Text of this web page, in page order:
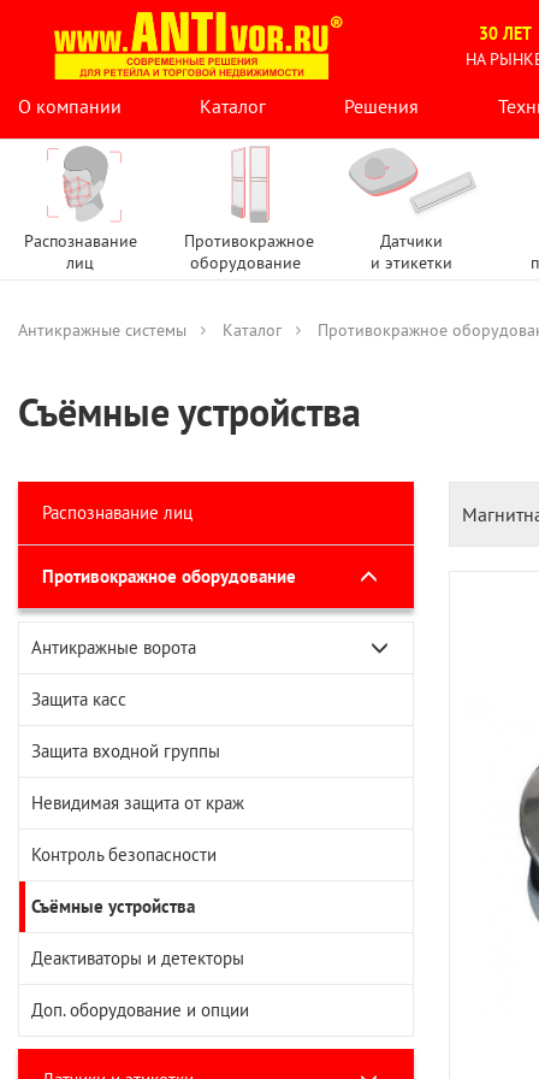
30 ЛЕТ
НА
О компании
Каталог Решения
Распознавание
лиц
Противокражное
оборудование
Датчики
и этикетки
Антикражные системы Каталог Противокражное
Съёмные устройства
Распознавание лиц
Противокражное оборудование
Антикражные ворота
Радиочастотные ворота
Акустомагнитные ворота
Защита касс
Защита входной группы
Невидимая защита от краж
Контроль безопасности
Съёмные устройства
Деактиваторы и детекторы
Доп. оборудование и опции